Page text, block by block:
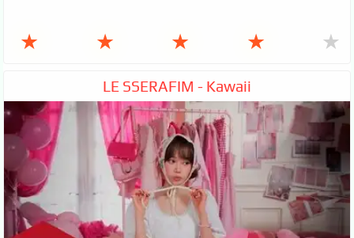
★ ★ ★ ★ ★
LE SSERAFIM - Kawaii